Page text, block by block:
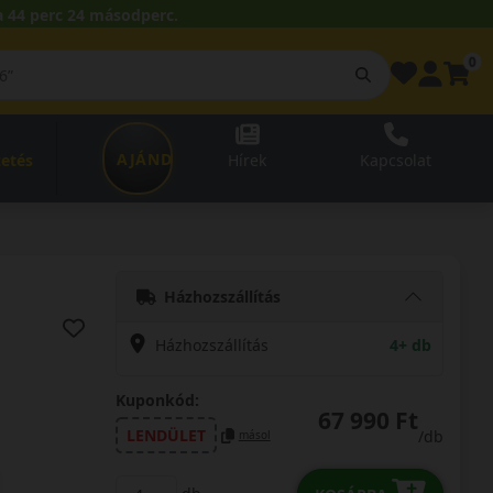
44 perc 23 másodperc.
AJÁNDÉKUTALVÁNY
Házhozszállítás
Házhozszállítás 4+ db
Kuponkód:
LENDÜLET
másol 67 990 Ft
/db